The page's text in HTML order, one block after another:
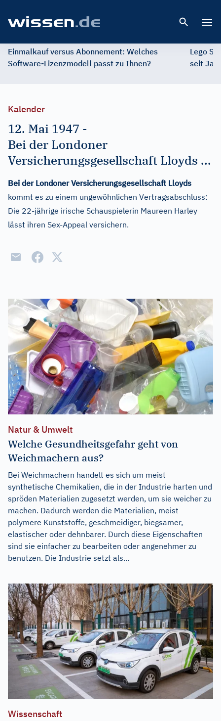
Einmalkauf versus Abonnement: Welches
Software-Lizenzmodell passt zu Ihnen?
Lego
seit
Kalender
12. Mai 1947 -
Bei der Londoner
Versicherungsgesellschaft Lloyds ...
Bei der Londoner Versicherungsgesellschaft Lloyds
kommt es zu einem ungewöhnlichen Vertragsabschluss:
Die 22-jährige irische Schauspielerin Maureen Harley
lässt ihren Sex-Appeal versichern.
Natur & Umwelt
Welche Gesundheitsgefahr geht von
Weichmachern aus?
Bei Weichmachern handelt es sich um meist
synthetische Chemikalien, die in der Industrie harten und
spröden Materialien zugesetzt werden, um sie weicher zu
machen. Dadurch werden die Materialien, meist
polymere Kunststoffe, geschmeidiger, biegsamer,
elastischer oder dehnbarer. Durch diese Eigenschaften
sind sie einfacher zu bearbeiten oder angenehmer zu
benutzen. Die Industrie setzt als...
Wissenschaft